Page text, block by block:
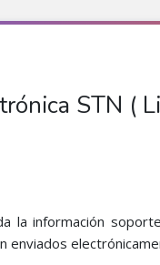
STN (
la información